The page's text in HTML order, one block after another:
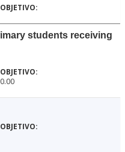
students receiving
0.00